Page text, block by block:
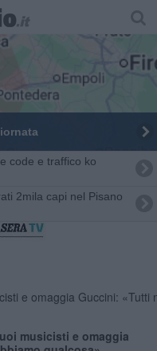
code e traffico ko
2mila capi nel Pisano
musicisti e omaggia